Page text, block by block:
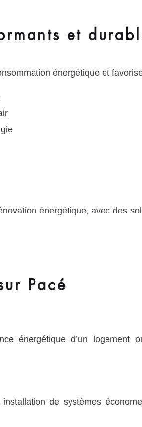
et
énergétique et
énergétique, avec des
Pacé
énergétique d’un logement
de systèmes